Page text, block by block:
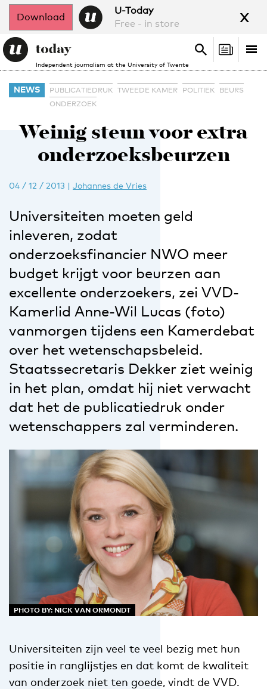
Download
U-Today
Free - in store
x
Independent journalism at the University of Twente
Search
Search
NEWS PUBLICATIEDRUK TWEEDE KAMER POLITIEK
BEURS
ONDERZOEK
Weinig steun voor extra
onderzoeksbeurzen
04 / 12 / 2013 | Johannes de Vries
Universiteiten moeten geld
inleveren, zodat
onderzoeksfinancier NWO meer
budget krijgt voor beurzen aan
excellente onderzoekers, zei VVD-
Kamerlid Anne-Wil Lucas (foto)
vanmorgen tijdens een Kamerdebat
over het wetenschapsbeleid.
Staatssecretaris Dekker ziet weinig
in het plan, omdat hij niet verwacht
dat het de publicatiedruk onder
wetenschappers zal verminderen.
PHOTO BY: NICK VAN ORMONDT
Universiteiten zijn veel te veel bezig met hun
positie in ranglijstjes en dat komt de kwaliteit
van onderzoek niet ten goede, vindt de VVD.